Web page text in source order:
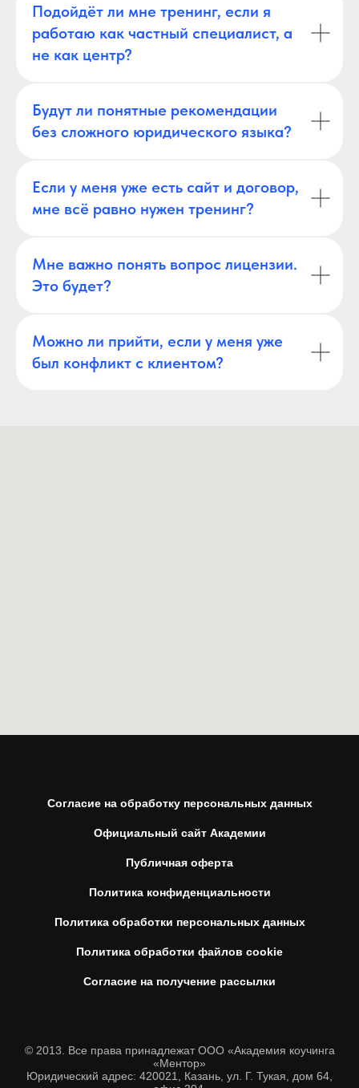
Подойдёт ли мне тренинг, если я
работаю как частный специалист, а
не как центр?
Будут ли понятные рекомендации
без сложного юридического языка?
Если у меня уже есть сайт и договор,
мне всё равно нужен тренинг?
Мне важно понять вопрос лицензии.
Это будет?
Можно ли прийти, если у меня уже
был конфликт с клиентом?
Согласие на обработку персональных данных
Официальный сайт Академии
Публичная оферта
Политика конфиденциальности
Политика обработки персональных данных
Политика обработки файлов cookie
Согласие на получение рассылки
© 2013. Все права принадлежат ООО «Академия коучинга
«Ментор»
Юридический адрес: 420021, Казань, ул. Г. Тукая, дом 64,